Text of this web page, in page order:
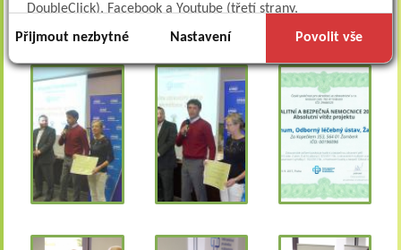
za starostlivost a péči, kterou věnují všem pacientům a
DoubleClick), Facebook a Youtube (třetí strany,
dlouhodobé). Tyto
cookiesslouží k marketingovému
například prostřednictvím personalizované reklamy na
sociálních sítích.
Technické cookies lišty CookieBot (třetí strany, dlouhodobé),
díky které si naše webové stránky pamatují vaše volby
ohledně toho, s jakými (netechnickými) cookies nám
umožňujete nakládat.
jakkoli identifikovali, a nikdy do nich neumisťujeme citlivá
Přijmout nezbytné Nastavení Povolit vše